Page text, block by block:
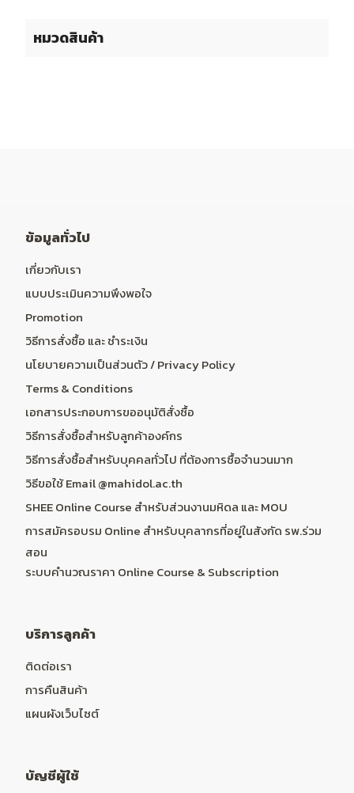
หมวดสินค้า
ข้อมูลทั่วไป
เกี่ยวกับเรา
แบบประเมินความพึงพอใจ
Promotion
วิธีการสั่งซื้อ และ ชำระเงิน
นโยบายความเป็นส่วนตัว / Privacy Policy
Terms & Conditions
เอกสารประกอบการขออนุมัติสั่งซื้อ
วิธีการสั่งซื้อสำหรับลูกค้าองค์กร
วิธีการสั่งซื้อสำหรับบุคคลทั่วไป ที่ต้องการซื้อจำนวนมาก
วิธีขอใช้ Email @mahidol.ac.th
SHEE Online Course สำหรับส่วนงานมหิดล และ MOU
การสมัครอบรม Online สำหรับบุคลากรที่อยู่ในสังกัด รพ.ร่วม
สอน
ระบบคำนวณราคา Online Course & Subscription
บริการลูกค้า
ติดต่อเรา
การคืนสินค้า
แผนผังเว็บไซต์
บัญชีผู้ใช้